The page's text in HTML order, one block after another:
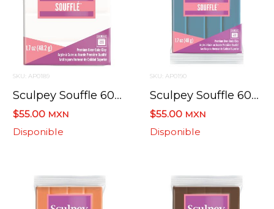
SKU: AP0189
Sculpey Souffle 6001 Iglu / Igloo 48.2 Grs.
$55.00 MXN
Disponible
SKU: AP0190
Sculpey Souffle 6003 Arcilla Gris Azulado / Bluestone 48.2
$55.00 MXN
Disponible